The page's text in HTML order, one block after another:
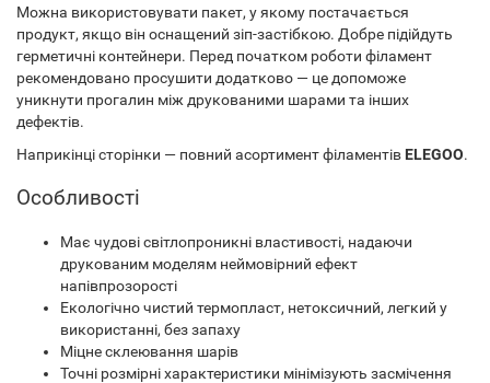
Можна використовувати пакет, у якому постачається
продукт, якщо він оснащений зіп-застібкою. Добре підійдуть
герметичні контейнери. Перед початком роботи філамент
рекомендовано просушити додатково — це допоможе
уникнути прогалин між друкованими шарами та інших
дефектів.
Наприкінці сторінки — повний асортимент філаментів ELEGOO.
Особливості
Має чудові світлопроникні властивості, надаючи
друкованим моделям неймовірний ефект
напівпрозорості
Екологічно чистий термопласт, нетоксичний, легкий у
використанні, без запаху
Міцне склеювання шарів
Точні розмірні характеристики мінімізують засмічення